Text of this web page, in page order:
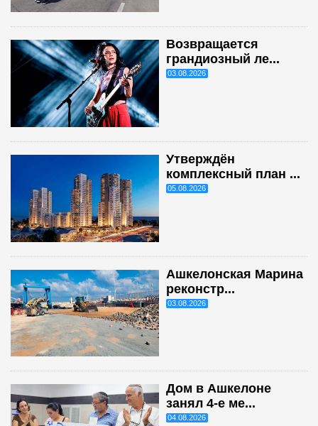
Возвращается
грандиозный ле...
03.08.2026
Утверждён
комплексный план ...
05.08.2026
Ашкелонская Марина
реконстр...
03.08.2026
Дом в Ашкелоне
занял 4-е ме...
04.08.2026